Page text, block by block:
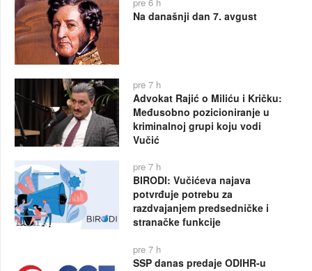
Na današnji dan 7. avgust
pre 7 h
Advokat Rajić o Miliću i Kričku:
Međusobno pozicioniranje u
kriminalnoj grupi koju vodi
Vučić
pre 7 h
BIRODI: Vučićeva najava
potvrđuje potrebu za
razdvajanjem predsedničke i
stranačke funkcije
pre 7 h
SSP danas predaje ODIHR-u